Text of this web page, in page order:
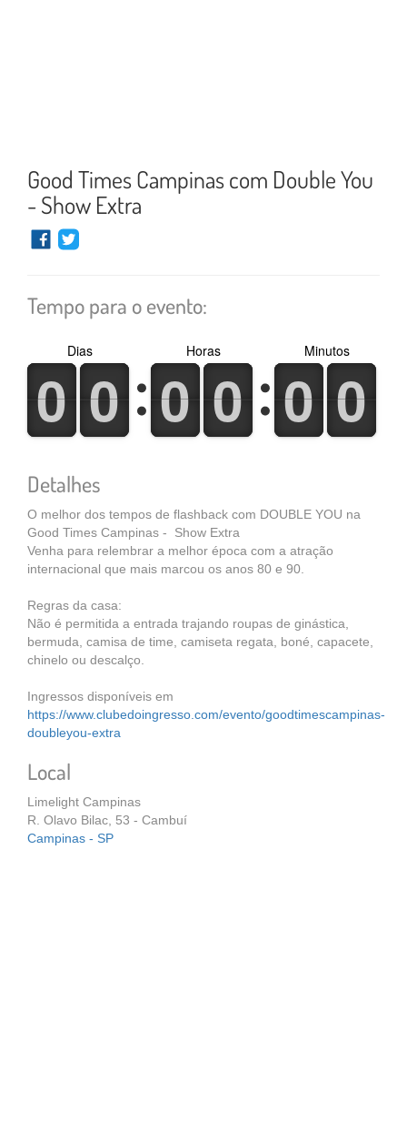
Good Times Campinas com Double You
- Show Extra
Tempo para o evento:
0
0
1
1 0
0
1
1
Dias
0
0
1
1 0
0
1
1
Horas
0
0
1
1 0
0
1
1
Minutos
Detalhes
O melhor dos tempos de flashback com DOUBLE YOU na
Good Times Campinas - Show Extra
Venha para relembrar a melhor época com a atração
internacional que mais marcou os anos 80 e 90.
Regras da casa:
Não é permitida a entrada trajando roupas de ginástica,
bermuda, camisa de time, camiseta regata, boné, capacete,
chinelo ou descalço.
Ingressos disponíveis em
https://www.clubedoingresso.com/evento/goodtimescampinas-
doubleyou-extra
Local
Limelight Campinas
R. Olavo Bilac, 53 - Cambuí
Campinas - SP